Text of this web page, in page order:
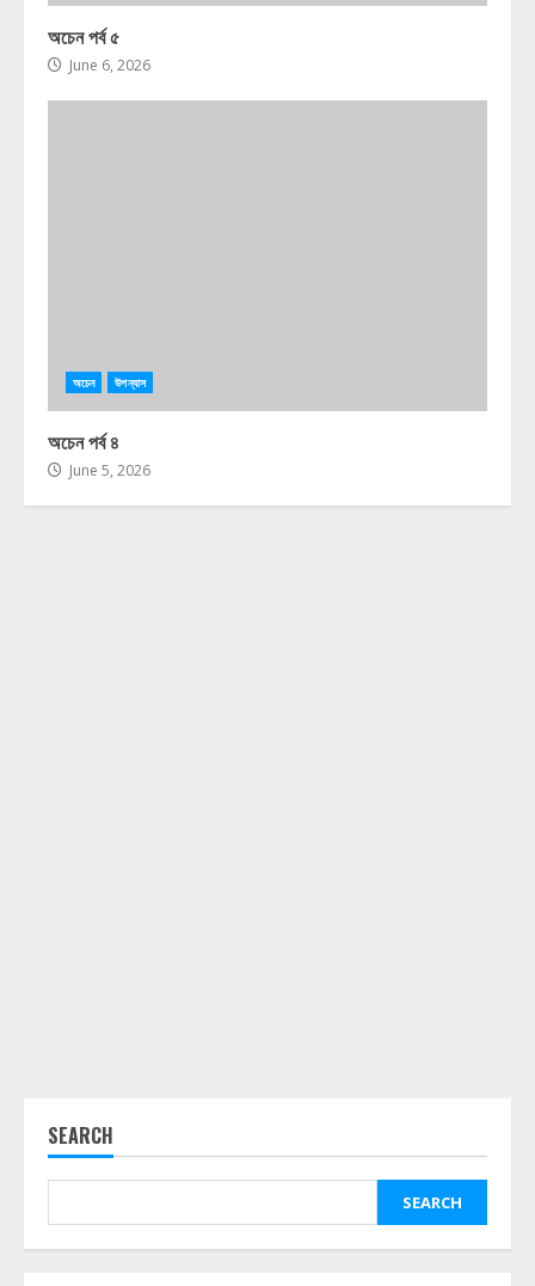
অচেন পর্ব ৫
June 6, 2026
অচেন উপন্যাস
অচেন পর্ব ৪
June 5, 2026
SEARCH
SEARCH